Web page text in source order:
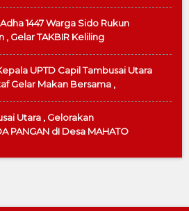
1447 Warga Sido Rukun
, Gelar TAKBIR Keliling
UPTD Capil Tambusai Utara
Gelar Makan Bersama ,
Utara , Gelorakan
PANGAN dI Desa MAHATO